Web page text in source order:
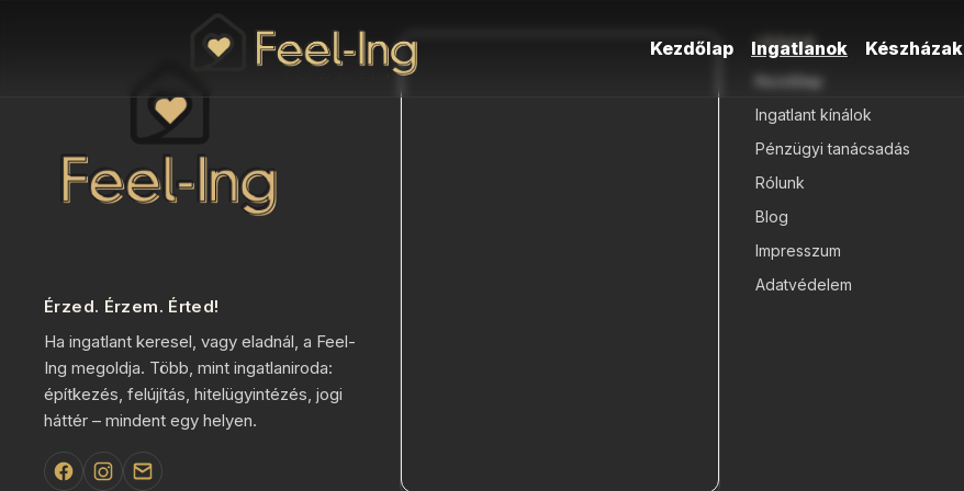
Kezdőlap Ingatlanok Készházak
Érzed. Érzem. Érted!
Ha ingatlant keresel, vagy eladnál, a Feel-
Ing megoldja. Több, mint ingatlaniroda:
építkezés, felújítás, hitelügyintézés, jogi
háttér – mindent egy helyen.
Oldalak
Kezdőlap
Ingatlant kínálok
Pénzügyi tanácsadás
Rólunk
Blog
Impresszum
Adatvédelem